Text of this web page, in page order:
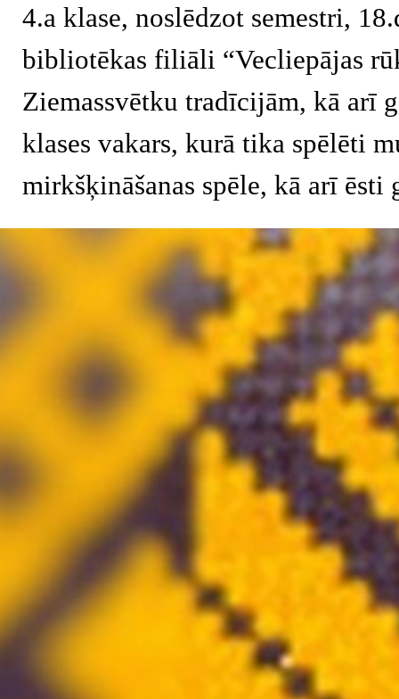
4.a klase, noslēdzot semestri,
bibliotēkas filiāli “Vecliepājas
Ziemassvētku tradīcijām, kā arī
klases vakars, kurā tika spēlēti
mirkšķināšanas spēle, kā arī